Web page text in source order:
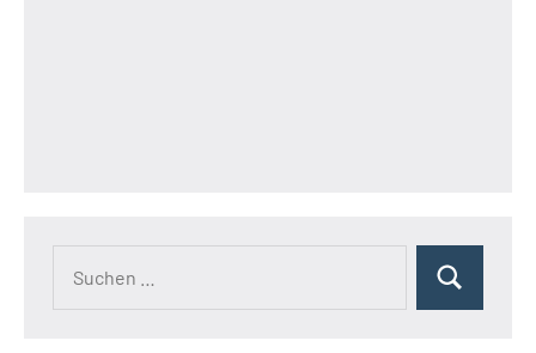
Suchen